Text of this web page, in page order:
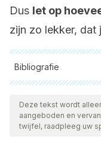
Dus let op
zijn zo lekker, dat
Bibliografie
Alle aangehaalde
ons team om hun
geldigheid te
Deze tekst wordt
aangeboden en
twijfel, raadpleeg uw